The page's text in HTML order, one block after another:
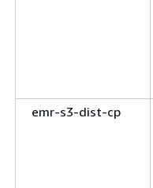
emr-s3-dist-cp